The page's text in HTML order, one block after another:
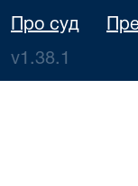
Про суд
v1.38.1